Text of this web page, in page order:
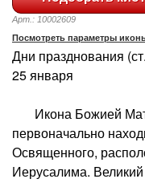
Арт.: 10002609
Посмотреть параметры
Дни празднования
25 января
Икона Божией
первоначально
Освященного,
Иерусалима.